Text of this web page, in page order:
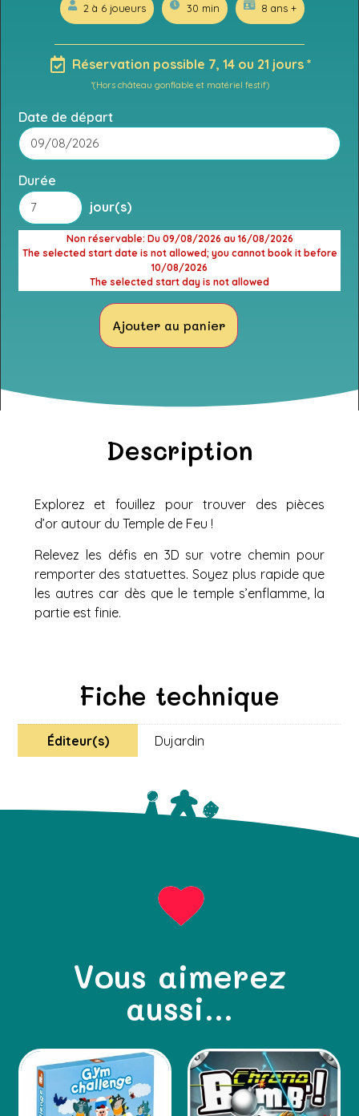
2 à 6 joueurs 30 min 8 ans +
Réservation possible 7, 14 ou 21 jours *
*(Hors château gonflable et matériel festif)
Date de départ
Durée
jour(s)
Non réservable: Du 09/08/2026 au 16/08/2026
The selected start date is not allowed; you cannot book it before
10/08/2026
The selected start day is not allowed
Ajouter au panier
Description
Explorez et fouillez pour trouver des pièces
d’or autour du Temple de Feu !
Relevez les défis en 3D sur votre chemin pour
remporter des statuettes. Soyez plus rapide que
les autres car dès que le temple s’enflamme, la
partie est finie.
Fiche technique
Éditeur(s) Dujardin
Vous aimerez
aussi...